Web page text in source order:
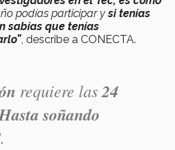
podías participar ysi tenías
sabías que tenías
, describe a CONECTA.
requiere las24
soñando
.